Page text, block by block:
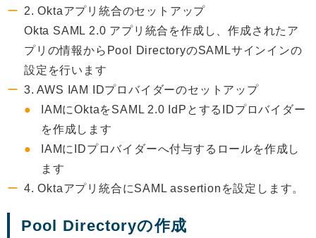
2. Oktaアプリ統合のセットアップ
Okta SAML 2.0 アプリ統合を作成し、作成されたア
プリの情報からPool DirectoryのSAMLサインインの
設定を行います
3. AWS IAM IDプロバイダーのセットアップ
IAMにOktaをSAML 2.0 IdPとするIDプロバイダー
を作成します
IAMにIDプロバイダーへ付与するロールを作成し
ます
4. Oktaアプリ統合にSAML assertionを設定します。
Pool Directoryの作成